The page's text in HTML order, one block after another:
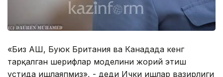
«Биз АҚШ, Буюк Британия ва Канадада кенг
тарқалган шерифлар моделини жорий этиш
устида ишлаяпмиз», - деди Ички ишлар вазирлиги